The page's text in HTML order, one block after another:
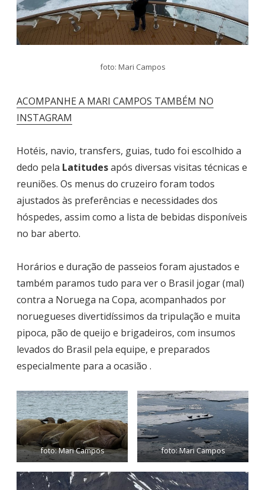
foto: Mari Campos
ACOMPANHE A MARI CAMPOS TAMBÉM NO
INSTAGRAM
Hotéis, navio, transfers, guias, tudo foi escolhido a
dedo pela Latitudesapós diversas visitas técnicas e
reuniões. Os menus do cruzeiro foram todos
ajustados às preferências e necessidades dos
hóspedes, assim como a lista de bebidas disponíveis
no bar aberto.
Horários e duração de passeios foram ajustados e
também paramos tudo para ver o Brasil jogar (mal)
contra a Noruega na Copa, acompanhados por
noruegueses divertidíssimos da tripulação e muita
pipoca, pão de queijo e brigadeiros, com insumos
levados do Brasil pela equipe, e preparados
especialmente para a ocasião .
foto: Mari Campos foto: Mari Campos